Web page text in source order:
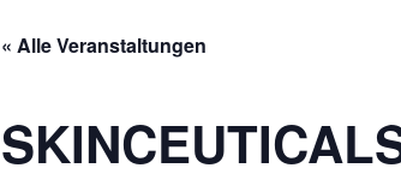
« Alle Veranstaltungen